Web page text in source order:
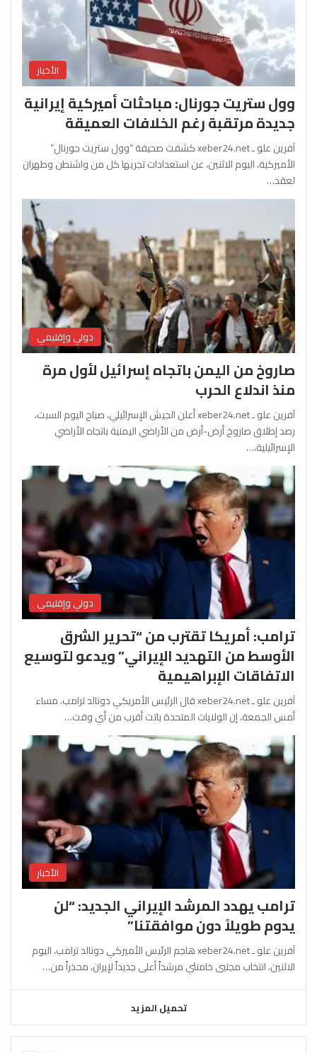
الأخبار
وول ستريت جورنال: مباحثات أميركية إيرانية
جديدة مرتقبة رغم الخلافات العميقة
آفرين علو ـ xeber24.net كشفت صحيفة “وول ستريت جورنال”
الأميركية، اليوم الاثنين، عن استعدادات تجريها كل من واشنطن وطهران
لعقد…
دولي وإقليمي
صاروخ من اليمن باتجاه إسرائيل لأول مرة
منذ اندلاع الحرب
آفرين علو ـ xeber24.net أعلن الجيش الإسرائيلي، صباح اليوم السبت،
رصد إطلاق صاروخ أرض-أرض من الأراضي اليمنية باتجاه الأراضي
الإسرائيلية،…
دولي وإقليمي
ترامب: أمريكا تقترب من “تحرير الشرق
الأوسط من التهديد الإيراني” ويدعو لتوسيع
الاتفاقات الإبراهيمية
آفرين علو ـ xeber24.net قال الرئيس الأمريكي دونالد ترامب، مساء
أمس الجمعة، إن الولايات المتحدة باتت أقرب من أي وقت…
الأخبار
ترامب يهدد المرشد الإيراني الجديد: “لن
يدوم طويلاً دون موافقتنا”
آفرين علو ـ xeber24.net هاجم الرئيس الأميركي دونالد ترامب، اليوم
الاثنين، انتخاب مجتبى خامنئي مرشداً أعلى جديداً لإيران، محذراً من…
تحميل المزيد